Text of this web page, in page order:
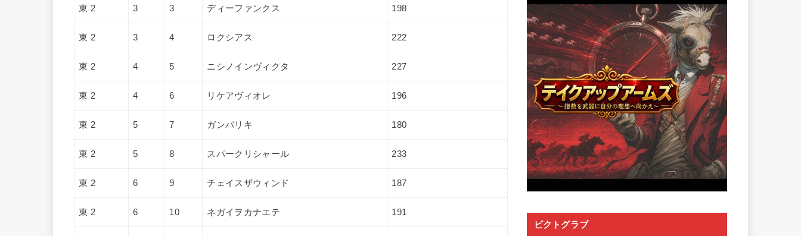
東 2 3 3 ディーファンクス 198
東 2 3 4 ロクシアス 222
東 2 4 5 ニシノインヴィクタ 227
東 2 4 6 リケアヴィオレ 196
東 2 5 7 ガンバリキ 180
東 2 5 8 スパークリシャール 233
東 2 6 9 チェイスザウィンド 187
東 2 6 10 ネガイヲカナエテ 191
ビクトグラブ